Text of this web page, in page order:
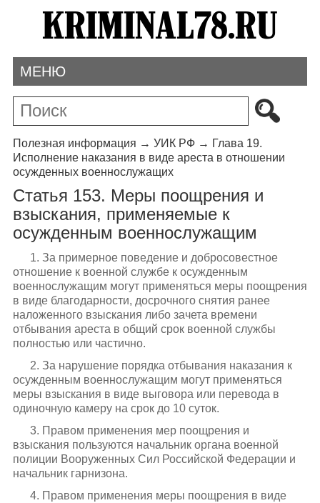
МЕНЮ
Полезная информация → УИК РФ→ Глава 19.
Исполнение наказания в виде ареста в отношении
осужденных военнослужащих
Статья 153. Меры поощрения и
взыскания, применяемые к
осужденным военнослужащим
1. За примерное поведение и добросовестное
отношение к военной службе к осужденным
военнослужащим могут применяться меры поощрения
в виде благодарности, досрочного снятия ранее
наложенного взыскания либо зачета времени
отбывания ареста в общий срок военной службы
полностью или частично.
2. За нарушение порядка отбывания наказания к
осужденным военнослужащим могут применяться
меры взыскания в виде выговора или перевода в
одиночную камеру на срок до 10 суток.
3. Правом применения мер поощрения и
взыскания пользуются начальник органа военной
полиции Вооруженных Сил Российской Федерации и
начальник гарнизона.
4. Правом применения меры поощрения в виде